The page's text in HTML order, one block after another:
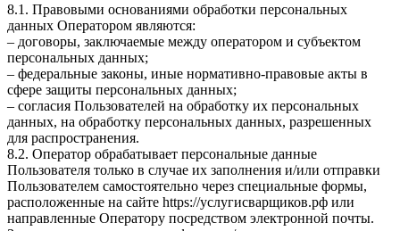
8.1. Правовыми основаниями обработки персональных
данных Оператором являются:
– договоры, заключаемые между оператором и субъектом
персональных данных;
– федеральные законы, иные нормативно-правовые акты в
сфере защиты персональных данных;
– согласия Пользователей на обработку их персональных
данных, на обработку персональных данных, разрешенных
для распространения.
8.2. Оператор обрабатывает персональные данные
Пользователя только в случае их заполнения и/или отправки
Пользователем самостоятельно через специальные формы,
расположенные на сайте https://услугисварщиков.рф или
направленные Оператору посредством электронной почты.